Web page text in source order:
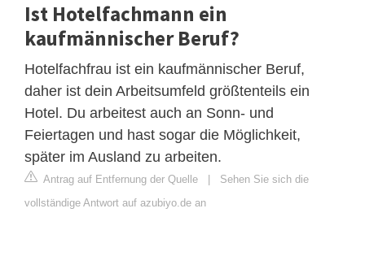
Ist Hotelfachmann ein
kaufmännischer Beruf?
Hotelfachfrau ist ein kaufmännischer Beruf,
daher ist dein Arbeitsumfeld größtenteils ein
Hotel. Du arbeitest auch an Sonn- und
Feiertagen und hast sogar die Möglichkeit,
später im Ausland zu arbeiten.
Antrag auf Entfernung der Quelle
Sehen Sie sich die
vollständige Antwort auf azubiyo.de an